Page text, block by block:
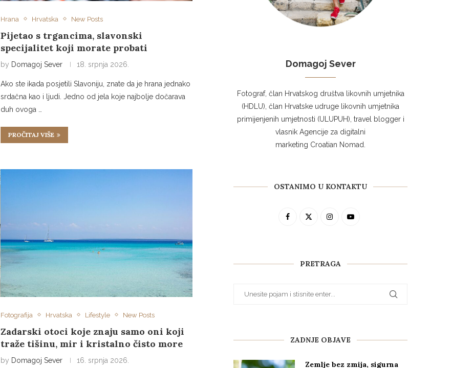
Hrana Hrvatska New Posts
Pijetao s trgancima, slavonski
specijalitet koji morate probati
by Domagoj Sever 18. srpnja 2026.
Ako ste ikada posjetili Slavoniju, znate da je hrana jednako
srdačna kao i ljudi. Jedno od jela koje najbolje dočarava
duh ovoga …
PROČITAJ VIŠE
Fotografija Hrvatska Lifestyle New Posts
Zadarski otoci koje znaju samo oni koji
traže tišinu, mir i kristalno čisto more
by Domagoj Sever 16. srpnja 2026.
Domagoj Sever
Fotograf, član Hrvatskog društva likovnih umjetnika
(HDLU), član Hrvatske udruge likovnih umjetnika
primijenjenih umjetnosti (ULUPUH), travel blogger i
vlasnik Agencije za digitalni
marketing Croatian Nomad.
OSTANIMO U KONTAKTU
PRETRAGA
ZADNJE OBJAVE
Zemlje bez zmija, sigurna